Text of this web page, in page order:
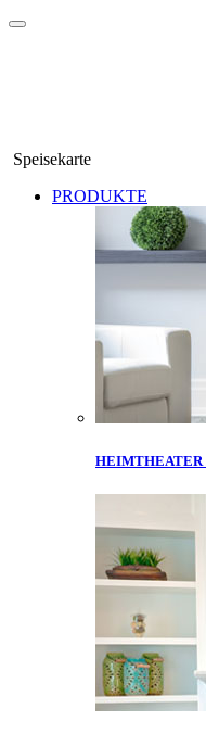
Speisekarte
PRODUKTE
HEIMTHEATER